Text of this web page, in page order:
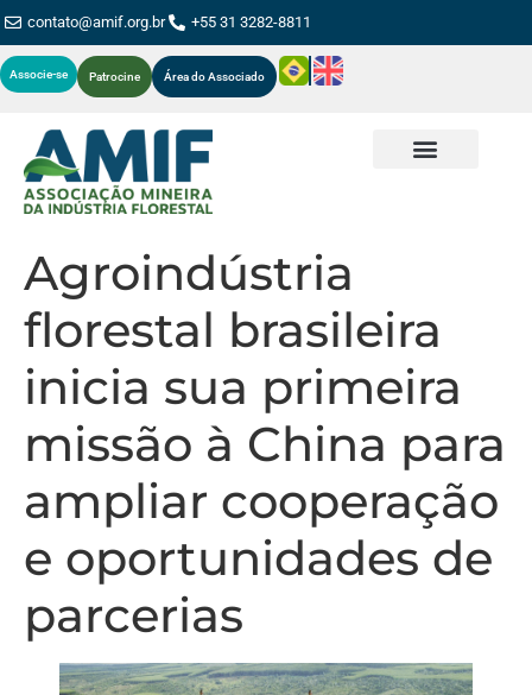
contato@amif.org.br +55 31 3282-8811
Associe-se Patrocine Área do Associado
Agroindústria
florestal brasileira
inicia sua primeira
missão à China para
ampliar cooperação
e oportunidades de
parcerias